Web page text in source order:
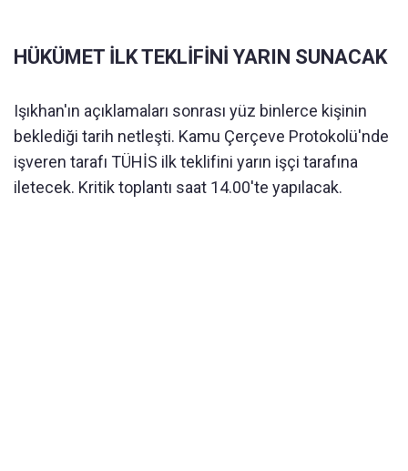
HÜKÜMET İLK TEKLİFİNİ YARIN SUNACAK
Işıkhan'ın açıklamaları sonrası yüz binlerce kişinin
beklediği tarih netleşti. Kamu Çerçeve Protokolü'nde
işveren tarafı TÜHİS ilk teklifini yarın işçi tarafına
iletecek. Kritik toplantı saat 14.00'te yapılacak.